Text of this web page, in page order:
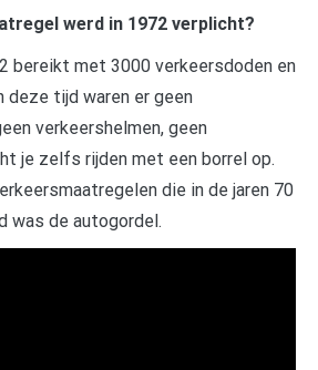
werd in 1972 verplicht?
bereikt met 3000 verkeersdoden en
deze tijd waren er geen
verkeershelmen, geen
je zelfs rijden met een borrel op.
die in de jaren 70
was de autogordel.